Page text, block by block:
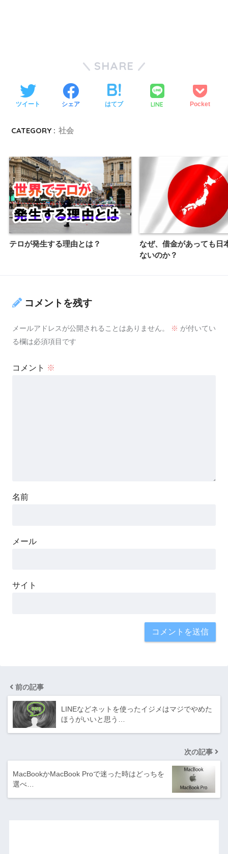
SHARE
ツイート シェア はてブ LINE Pocket
CATEGORY : 社会
テロが発生する理由とは？
なぜ、借金があっても日
ないのか？
コメントを残す
メールアドレスが公開されることはありません。 ※ が付いてい
る欄は必須項目です
コメント ※
名前
メール
サイト
前の記事
LINEなどネットを使ったイジメはマジでやめた
ほうがいいと思う…
次の記事
MacBookかMacBook Proで迷った時はどっちを
選べ…